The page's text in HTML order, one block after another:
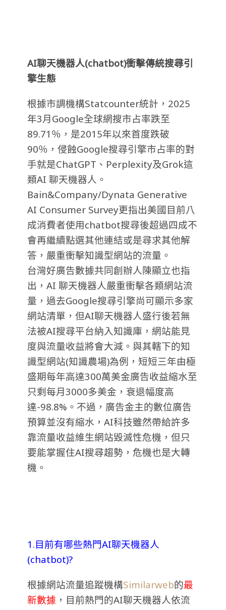
AI聊天機器人(chatbot)衝擊傳統搜尋引
擎生態
根據市調機構Statcounter統計，2025
年3月Google全球網搜市占率跌至
89.71％，是2015年以來首度跌破
90％，侵蝕Google搜尋引擎市占率的對
手就是ChatGPT、Perplexity及Grok這
類AI 聊天機器人。
Bain&Company/Dynata Generative
AI Consumer Survey更指出美國目前八
成消費者使用chatbot搜尋後超過四成不
會再繼續點選其他連結或是尋求其他解
答，嚴重衝擊知識型網站的流量。
台灣好廣告數據共同創辦人陳顯立也指
出，AI 聊天機器人嚴重衝擊各類網站流
量，過去Google搜尋引擎尚可顯示多家
網站清單，但AI聊天機器人盛行後若無
法被AI搜尋平台納入知識庫，網站能見
度與流量收益將會大減。與其轄下的知
識型網站(知識農場)為例，短短三年由極
盛期每年高達300萬美金廣告收益縮水至
只剩每月3000多美金，衰退幅度高
達-98.8%。 不過，廣告金主的數位廣告
預算並沒有縮水，AI科技雖然帶給許多
靠流量收益維生網站毀滅性危機，但只
要能掌握住AI搜尋趨勢，危機也是大轉
機。
1.目前有哪些熱門AI聊天機器人
(chatbot)?
根據網站流量追蹤機構Similarweb的最
新數據 ，目前熱門的AI聊天機器人依流